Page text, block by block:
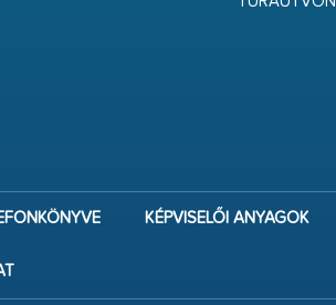
KÉPVISELŐI ANYAGOK